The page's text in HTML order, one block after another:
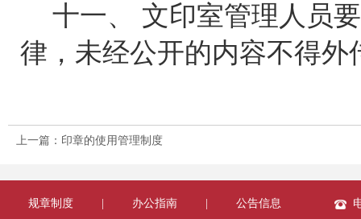
十一、 文印室管理人员
律，未经公开的内容不得外
上一篇：印章的使用管理制度
规章制度 办公指南 公告信息